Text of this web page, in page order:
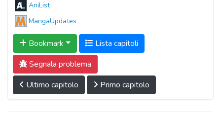
AniList
MangaUpdates
Bookmark
Lista capitoli
Segnala problema
Ultimo capitolo
Primo capitolo